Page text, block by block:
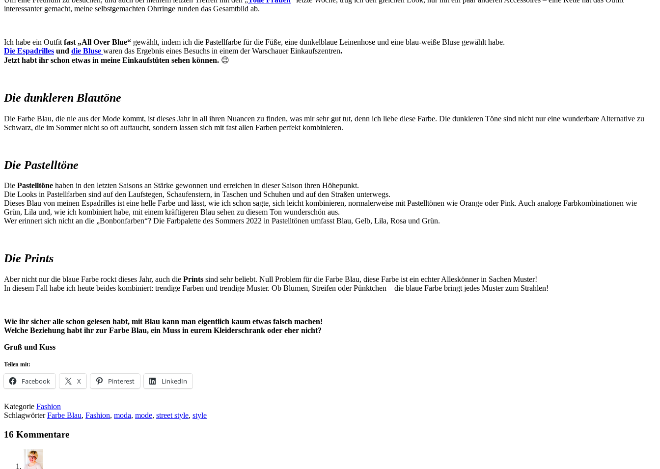
interessanter gemacht, meine selbstgemachten Ohrringe runden das Gesamtbild ab.
Ich habe ein Outfit fast „All Over Blue“ gewählt, indem ich die Pastellfarbe für die Füße, eine dunkelblaue Leinenhose und eine blau-weiße Bluse gewählt habe.
Die Espadrilles und die Bluse waren das Ergebnis eines Besuchs in einem der Warschauer Einkaufszentren.
Jetzt habt ihr schon etwas in meine Einkaufstüten sehen können. 😉
Die dunkleren Blautöne
Die Farbe Blau, die nie aus der Mode kommt, ist dieses Jahr in all ihren Nuancen zu finden, was mir sehr gut tut, denn ich liebe diese Farbe. Die dunkleren Töne sind nicht nur eine wunderbare Alternative zu
Schwarz, die im Sommer nicht so oft auftaucht, sondern lassen sich mit fast allen Farben perfekt kombinieren.
Die Pastelltöne
Die Pastelltöne haben in den letzten Saisons an Stärke gewonnen und erreichen in dieser Saison ihren Höhepunkt.
Die Looks in Pastellfarben sind auf den Laufstegen, Schaufenstern, in Taschen und Schuhen und auf den Straßen unterwegs.
Dieses Blau von meinen Espadrilles ist eine helle Farbe und lässt, wie ich schon sagte, sich leicht kombinieren, normalerweise mit Pastelltönen wie Orange oder Pink. Auch analoge Farbkombinationen wie
Grün, Lila und, wie ich kombiniert habe, mit einem kräftigeren Blau sehen zu diesem Ton wunderschön aus.
Wer erinnert sich nicht an die „Bonbonfarben“? Die Farbpalette des Sommers 2022 in Pastelltönen umfasst Blau, Gelb, Lila, Rosa und Grün.
Die Prints
Aber nicht nur die blaue Farbe rockt dieses Jahr, auch die Prints sind sehr beliebt. Null Problem für die Farbe Blau, diese Farbe ist ein echter Alleskönner in Sachen Muster!
In diesem Fall habe ich heute beides kombiniert: trendige Farben und trendige Muster. Ob Blumen, Streifen oder Pünktchen – die blaue Farbe bringt jedes Muster zum Strahlen!
Wie ihr sicher alle schon gelesen habt, mit Blau kann man eigentlich kaum etwas falsch machen!
Welche Beziehung habt ihr zur Farbe Blau, ein Muss in eurem Kleiderschrank oder eher nicht?
Gruß und Kuss
Teilen mit:
Facebook X Pinterest LinkedIn
Kategorie Fashion
SchlagwörterFarbe Blau, Fashion, moda, mode, street style, style
16 Kommentare